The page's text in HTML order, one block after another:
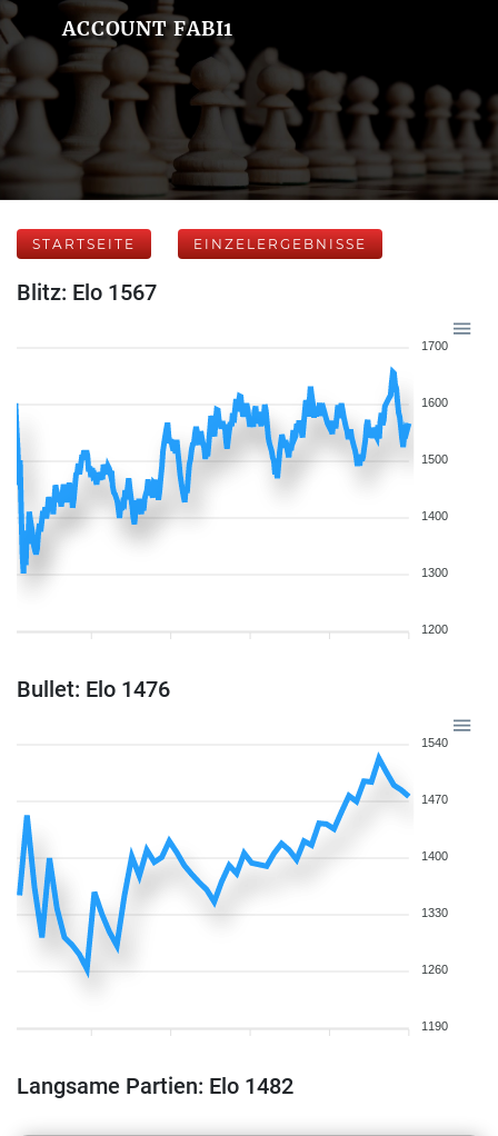
ACCOUNT FABI1
STARTSEITE EINZELERGEBNISSE
Blitz: Elo 1567
1700
1600
1500
1400
1300
1200
Bullet: Elo 1476
1540
1470
1400
1330
1260
1190
Langsame Partien: Elo 1482